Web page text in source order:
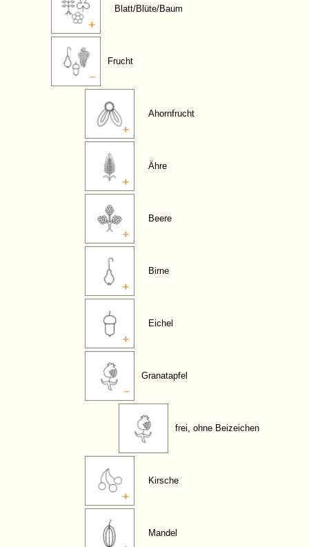
Blatt/Blüte/Baum
Frucht
Ahornfrucht
Ähre
Beere
Birne
Eichel
Granatapfel
frei, ohne Beizeichen
Kirsche
Mandel